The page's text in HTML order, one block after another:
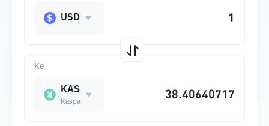
Ke
KAS
Kaspa
USD